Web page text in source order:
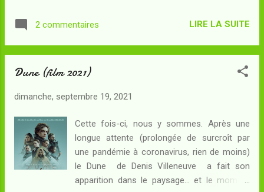
deux étiquettes et l'on peut ainsi trouver en
séparations et de déménagements. Une
chose est restée constante pourtant au fil
inquiétante, se manifestant la nuit, revenant
déménagement - une présence liée à une
cours d'une mission en Irak... Il devient vite
clair que la présence paranormale dans ce
texte est liée à une manifestation
extraterrestre . La rencontre avec un OVNI,
plusieurs décennies avant le début de
2 commentaires LIRE LA SUITE
Dune (film 2021)
dimanche, septembre 19, 2021
Cette fois-ci, nous y sommes. Après une
longue attente (prolongée de surcroît par
une pandémie à coronavirus, rien de moins)
le Dune de Denis Villeneuve a fait son
apparition dans le paysage... et le moment